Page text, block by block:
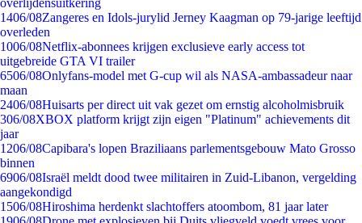
overlijdensuitkering
1406/08Zangeres en Idols-jurylid Jerney Kaagman op 79-jarige leeftijd
overleden
1006/08Netflix-abonnees krijgen exclusieve early access tot
uitgebreide GTA VI trailer
6506/08Onlyfans-model met G-cup wil als NASA-ambassadeur naar
maan
2406/08Huisarts per direct uit vak gezet om ernstig alcoholmisbruik
306/08XBOX platform krijgt zijn eigen "Platinum" achievements dit
jaar
1206/08Capibara's lopen Braziliaans parlementsgebouw Mato Grosso
binnen
6906/08Israël meldt dood twee militairen in Zuid-Libanon, vergelding
aangekondigd
1506/08Hiroshima herdenkt slachtoffers atoombom, 81 jaar later